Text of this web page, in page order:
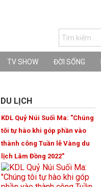
TV SHOW ĐỜI SỐNG
DU LỊCH
KDL Quỷ Núi Suối Ma: "Chúng
tôi tự hào khi góp phần vào
thành công Tuần lễ Vàng du
lịch Lâm Đồng 2022"